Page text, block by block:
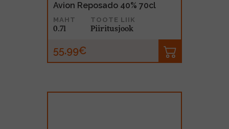
Avion Reposado 40% 70cl
MAHT
0.7l
TOOTE LIIK
Piiritusjook
55.99€